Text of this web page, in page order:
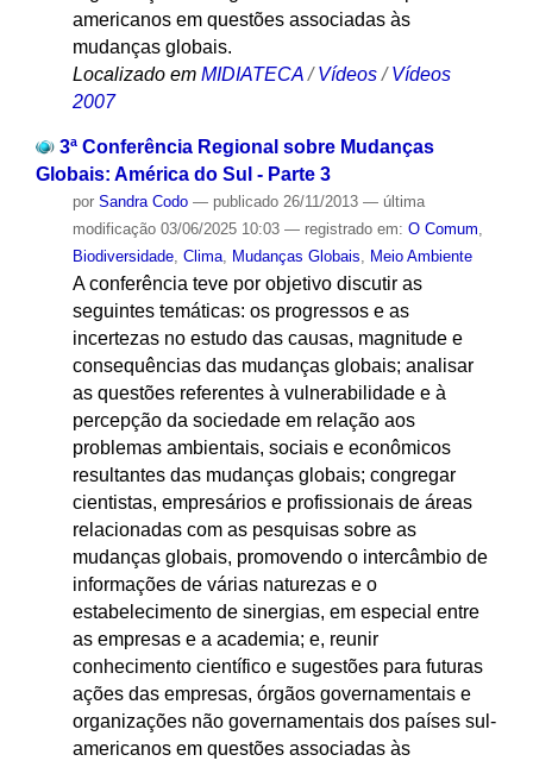
americanos em questões associadas às
mudanças globais.
Localizado em MIDIATECA /Vídeos /Vídeos
2007
3ª Conferência Regional sobre Mudanças
Globais: América do Sul - Parte 3
por Sandra Codo — publicado26/11/2013 — última
modificação03/06/2025 10:03 — registrado em: O Comum,
Biodiversidade, Clima, Mudanças Globais, Meio Ambiente
A conferência teve por objetivo discutir as
seguintes temáticas: os progressos e as
incertezas no estudo das causas, magnitude e
consequências das mudanças globais; analisar
as questões referentes à vulnerabilidade e à
percepção da sociedade em relação aos
problemas ambientais, sociais e econômicos
resultantes das mudanças globais; congregar
cientistas, empresários e profissionais de áreas
relacionadas com as pesquisas sobre as
mudanças globais, promovendo o intercâmbio de
informações de várias naturezas e o
estabelecimento de sinergias, em especial entre
as empresas e a academia; e, reunir
conhecimento científico e sugestões para futuras
ações das empresas, órgãos governamentais e
organizações não governamentais dos países sul-
americanos em questões associadas às